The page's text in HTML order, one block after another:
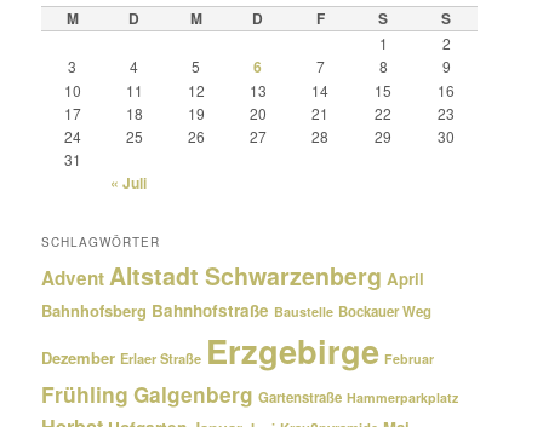
M D M D F S S
1
2
3
4 5 6 7 8
9
10
11 12 13 14 15
16
17
18 19 20 21 22
23
24
25 26 27 28 29
30
31
« Juli
SCHLAGWÖRTER
AdventAltstadt Schwarzenberg April
Bahnhofsberg Bahnhofstraße Baustelle Bockauer Weg
Dezember Erlaer Straße Erzgebirge Februar
Frühling Galgenberg Gartenstraße Hammerparkplatz